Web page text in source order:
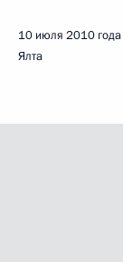
10 июля 2010 года
Ялта